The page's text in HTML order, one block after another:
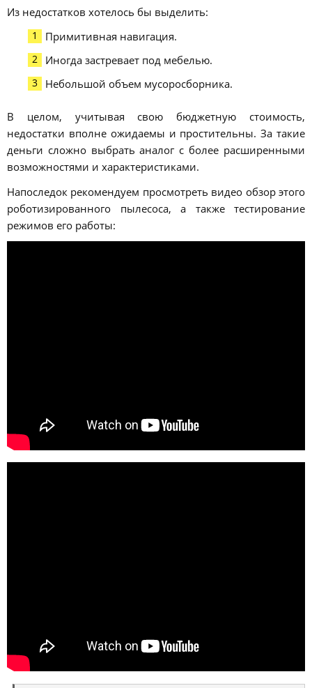
Из недостатков хотелось бы выделить:
Примитивная навигация.
Иногда застревает под мебелью.
Небольшой объем мусоросборника.
В целом, учитывая свою бюджетную стоимость,
недостатки вполне ожидаемы и простительны. За такие
деньги сложно выбрать аналог с более расширенными
возможностями и характеристиками.
Напоследок рекомендуем просмотреть видео обзор этого
роботизированного пылесоса, а также тестирование
режимов его работы: